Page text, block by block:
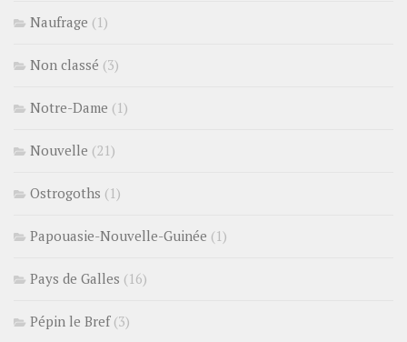
Naufrage (1)
Non classé (3)
Notre-Dame (1)
Nouvelle (21)
Ostrogoths (1)
Papouasie-Nouvelle-Guinée (1)
Pays de Galles (16)
Pépin le Bref(3)